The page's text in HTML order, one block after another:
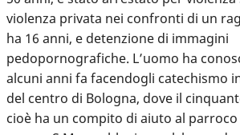
violenza privata nei confronti di un
ha 16 anni, e detenzione di immagini
pedopornografiche. L’uomo ha
alcuni anni fa facendogli catechismo
del centro di Bologna, dove il
cioè ha un compito di aiuto al